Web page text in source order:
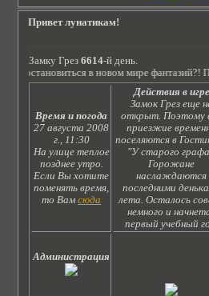
Привет лунатикам!
Замку Грез6614-й день.
остановиться в новом мире фантазий?!
Время и погода
27 августа 2008
г., 11:30
На улице теплое
позднее утро.
Если Вы хотите
поменять время,
то Вамсюда
Действия в игре
Замок Грез еще
открыт. Поэтому
приезжие
поселяются в
"У старого
Горожане
наслаждаются
последними
лета. Осталось
немного и
первый учебный
Администрация